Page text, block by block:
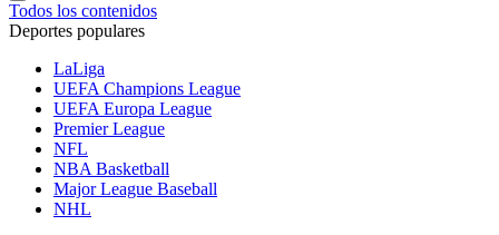
Todos los contenidos
Deportes populares
LaLiga
UEFA Champions League
UEFA Europa League
Premier League
NFL
NBA Basketball
Major League Baseball
NHL